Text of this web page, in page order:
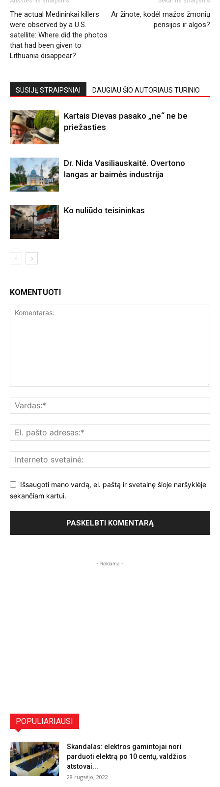
The actual Medininkai killers
were observed by a U.S.
satellite: Where did the photos
that had been given to
Lithuania disappear?
Ar žinote, kodėl mažos žmonių
pensijos ir algos?
SUSIJĘ STRAIPSNIAI DAUGIAU ŠIO AUTORIAUS TURINIO
Kartais Dievas pasako „ne“ ne be
priežasties
Dr. Nida Vasiliauskaitė. Overtono
langas ar baimės industrija
Ko nuliūdo teisininkas
KOMENTUOTI
Išsaugoti mano vardą, el. paštą ir svetainę šioje naršyklėje
sekančiam kartui.
- Reklama -
POPULIARIAUSI
Skandalas: elektros gamintojai nori
parduoti elektrą po 10 centų, valdžios
atstovai...
28 rugsėjo, 2022